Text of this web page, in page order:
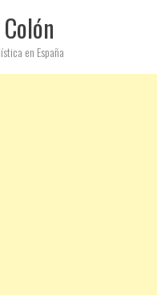
en España